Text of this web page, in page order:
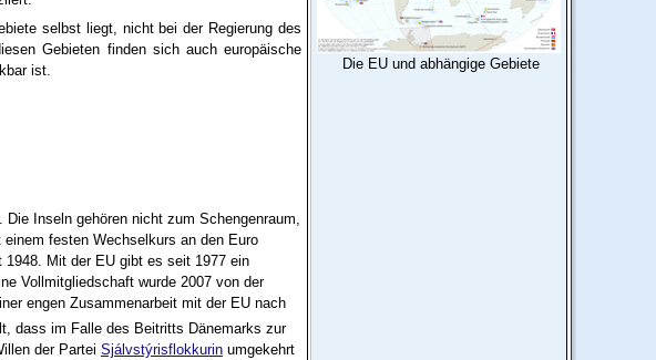
selbst liegt, nicht bei der Regierung des
Gebieten finden sich auch europäische
ist.
Inseln gehören nicht zum Schengenraum,
einem festen Wechselkurs an den Euro
Mit der EU gibt es seit 1977 ein
Vollmitgliedschaft wurde 2007 von der
engen Zusammenarbeit mit der EU nach
dass im Falle des Beitritts Dänemarks zur
der Partei Sjálvstýrisflokkurin umgekehrt
Die EU und abhängige Gebiete